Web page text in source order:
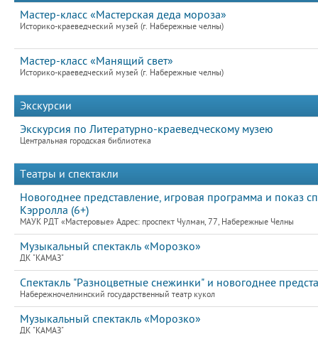
Мастер-класс «Мастерская деда мороза»
Историко-краеведческий музей (г. Набережные челны)
Мастер-класс «Манящий свет»
Историко-краеведческий музей (г. Набережные челны)
Экскурсии
Экскурсия по Литературно-краеведческому музею
Центральная городская библиотека
Театры и спектакли
Новогоднее представление, игровая программа и показ
Кэрролла (6+)
МАУК РДТ «Мастеровые» Адрес: проспект Чулман, 77, Набережные Челны
Музыкальный спектакль «Морозко»
ДК "КАМАЗ"
Спектакль "Разноцветные снежинки" и новогоднее
Набережночелнинский государственный театр кукол
Музыкальный спектакль «Морозко»
ДК "КАМАЗ"